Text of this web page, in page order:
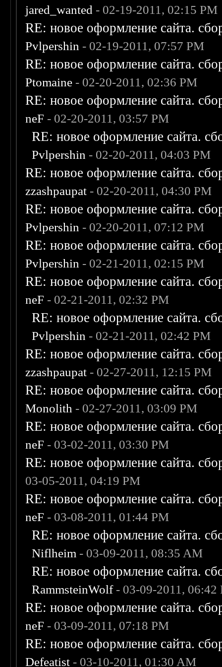
jared_wanted - 02-19-2011, 02:15 PM
RE: новое оформление сайта.
Pvlpershin - 02-19-2011, 07:57 PM
RE: новое оформление сайта.
Ptomaine - 02-20-2011, 02:36 PM
RE: новое оформление сайта.
neF - 02-20-2011, 03:57 PM
RE: новое оформление сайта.
Pvlpershin - 02-20-2011, 04:03 PM
RE: новое оформление сайта.
zzashpaupat - 02-20-2011, 04:30 PM
RE: новое оформление сайта.
Pvlpershin - 02-20-2011, 07:12 PM
RE: новое оформление сайта.
Pvlpershin - 02-21-2011, 02:15 PM
RE: новое оформление сайта.
neF - 02-21-2011, 02:32 PM
RE: новое оформление сайта.
Pvlpershin - 02-21-2011, 02:42 PM
RE: новое оформление сайта.
zzashpaupat - 02-27-2011, 12:15 PM
RE: новое оформление сайта.
Monolith - 02-27-2011, 03:09 PM
RE: новое оформление сайта.
neF - 03-02-2011, 03:30 PM
RE: новое оформление сайта.
03-05-2011, 04:19 PM
RE: новое оформление сайта.
neF - 03-08-2011, 01:44 PM
RE: новое оформление сайта.
Niflheim - 03-09-2011, 08:35 AM
RE: новое оформление сайта.
RammsteinWolf- 03-09-2011, 06:42
RE: новое оформление сайта.
neF - 03-09-2011, 07:18 PM
RE: новое оформление сайта.
Defeatist - 03-10-2011, 01:30 AM